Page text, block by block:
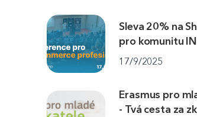
Sleva 20% na
pro komunitu
17/9/2025
Erasmus pro
- Tvá cesta za